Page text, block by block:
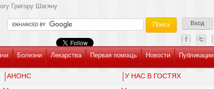
Вход
Григору Шагяну
Болезни Лекарства Первая помощь Новости Публикации
АНОНС У НАС В ГОСТЯХ